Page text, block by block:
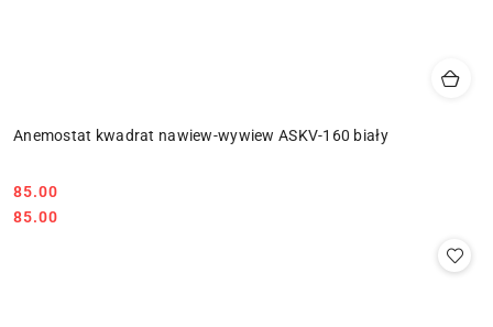
Anemostat kwadrat nawiew-wywiew ASKV-160 biały
Cena:
85.00
Cena:
85.00